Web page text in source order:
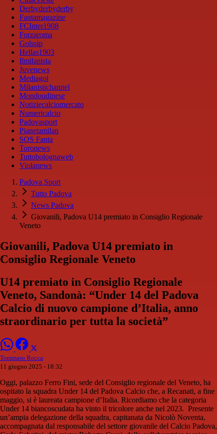
Derbyderbyderby
Fantamagazine
FCInter1908
Forzaroma
Golssip
Hellas1903
Ilmilanista
Juvenews
Mediagol
Milanistichannel
Mondoudinese
Notiziecalciomercato
Numericalcio
Padovasport
Pianetamilan
SOS Fanta
Toronews
Tuttobolognaweb
Violanews
Padova Sport
Tutto Padova
News Padova
Giovanili, Padova U14 premiato in Consiglio Regionale
Veneto
Giovanili, Padova U14 premiato in
Consiglio Regionale Veneto
U14 premiato in Consiglio Regionale
Veneto, Sandonà: “Under 14 del Padova
Calcio di nuovo campione d’Italia, anno
straordinario per tutta la società”
Tommaso Rocca
11 giugno 2025 - 18:32
Oggi, palazzo Ferro Fini, sede del Consiglio regionale del Veneto, ha
ospitato la squadra Under 14 del Padova Calcio che, a Recanati, a fine
maggio, si è laureata campione d’Italia. Ricordiamo che la categoria
Under 14 biancoscudata ha vinto il tricolore anche nel 2023. Presente
un’ampia delegazione della squadra, capitanata da Nicolò Noventa,
accompagnata dal responsabile del settore giovanile del Calcio Padova,